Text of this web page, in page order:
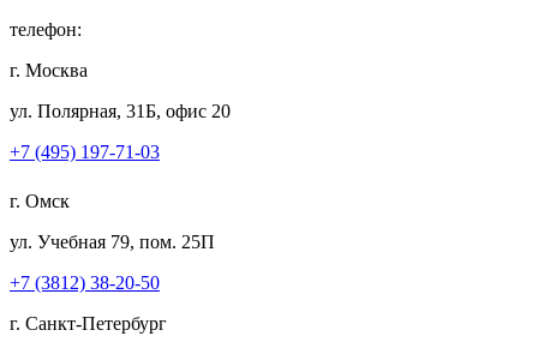
телефон:
г. Москва
ул. Полярная, 31Б, офис 20
+7 (495) 197-71-03
г. Омск
ул. Учебная 79, пом. 25П
+7 (3812) 38-20-50
г. Санкт-Петербург